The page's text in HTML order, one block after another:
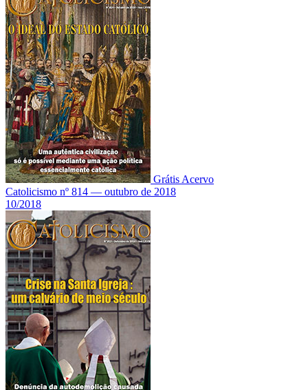
Grátis Acervo
Catolicismo nº 814 — outubro de 2018
10/2018